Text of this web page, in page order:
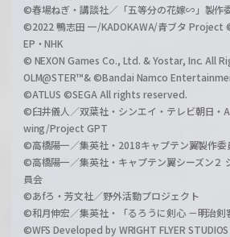
©春場ねぎ・講談社／「五等分の花嫁∽」製作
©2022 鴨志田 一/KADOKAWA/青ブタ Project
EP・NHK
© NEXON Games Co., Ltd. & Yostar, Inc. All
OLM@STER™& ©Bandai Namco
©ATLUS ©SEGA All rights reserved.
©臼井儀人／双葉社・シンエイ・テレビ朝日
wing/Project GPT
©高橋陽一／集英社・2018キャプテン翼製作委
©高橋陽一／集英社・キャプテン翼シーズン２
員会
©あfろ・芳文社／野外活動プロジェクト
©和月伸宏／集英社・「るろうに剣心 －明治剣
©WFS Developed by WRIGHT FLYER STUDIOS